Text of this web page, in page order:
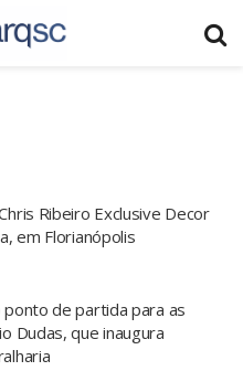
Ribeiro Exclusive Decor
em Florianópolis
de partida para as
Dudas, que inaugura